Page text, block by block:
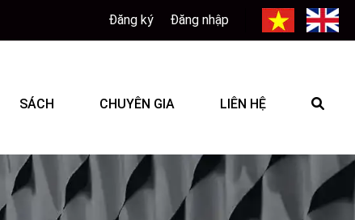
Đăng ký Đăng nhập
SÁCH CHUYÊN GIA LIÊN HỆ